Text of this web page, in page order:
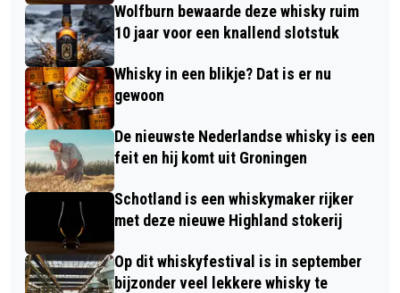
Wolfburn bewaarde deze whisky ruim
10 jaar voor een knallend slotstuk
Whisky in een blikje? Dat is er nu
gewoon
De nieuwste Nederlandse whisky is een
feit en hij komt uit Groningen
Schotland is een whiskymaker rijker
met deze nieuwe Highland stokerij
Op dit whiskyfestival is in september
bijzonder veel lekkere whisky te